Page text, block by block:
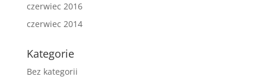
czerwiec 2016
czerwiec 2014
Kategorie
Bez kategorii